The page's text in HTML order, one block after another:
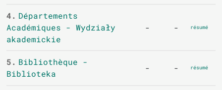
4. Départements
Académiques - Wydziały
akademickie
- - résumé
5. Bibliothèque -
Biblioteka
- - résumé